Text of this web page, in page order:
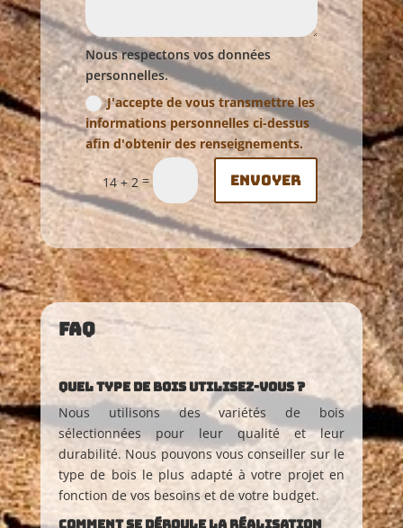
Nous respectons vos données
personnelles.
J'accepte de vous transmettre les
informations personnelles ci-dessus
afin d'obtenir des renseignements.
14 + 2 = Envoyer
FAQ
Quel type de bois utilisez-vous ?
Nous utilisons des variétés de bois
sélectionnées pour leur qualité et leur
durabilité. Nous pouvons vous conseiller sur le
type de bois le plus adapté à votre projet en
fonction de vos besoins et de votre budget.
Comment se déroule la réalisation